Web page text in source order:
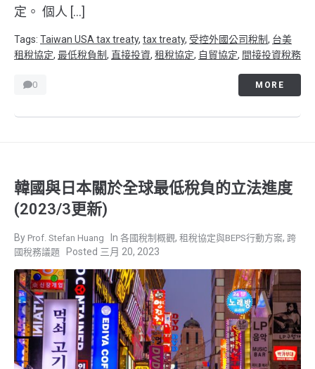
定。 個人 […]
Tags: Taiwan USA tax treaty, tax treaty, 受控外國公司稅制, 台美
租稅協定, 最低稅負制, 直接投資, 租稅協定, 自貿協定, 間接投資稅務
0 MORE
韓國與日本關於全球最低稅負的立法進度
(2023/3更新)
Prof. Stefan Huang 各國稅制概觀, 租稅協定與BEPS行動方案, 跨
國稅務議題
三月 20, 2023